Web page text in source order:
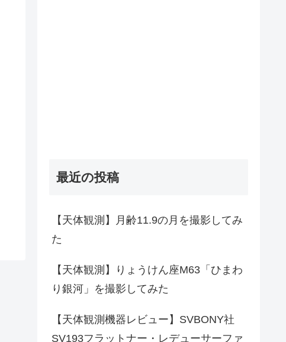
最近の投稿
【天体観測】月齢11.9の月を撮影してみ
た
【天体観測】りょうけん座M63「ひまわ
り銀河」を撮影してみた
【天体観測機器レビュー】SVBONY社
SV193フラットナー・レデューサーファ